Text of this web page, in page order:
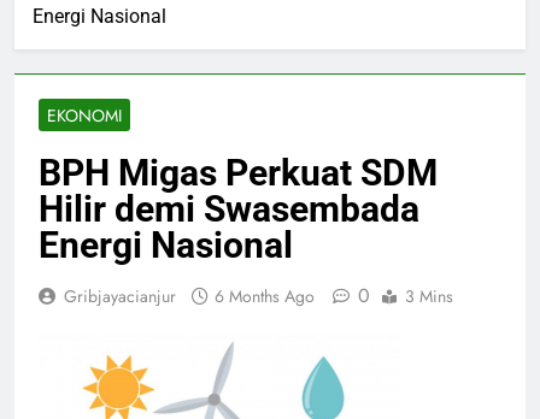
Energi Nasional
EKONOMI
BPH Migas Perkuat SDM
Hilir demi Swasembada
Energi Nasional
Gribjayacianjur 6 Months Ago 0 3 Mins